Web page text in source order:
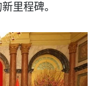
里程碑。